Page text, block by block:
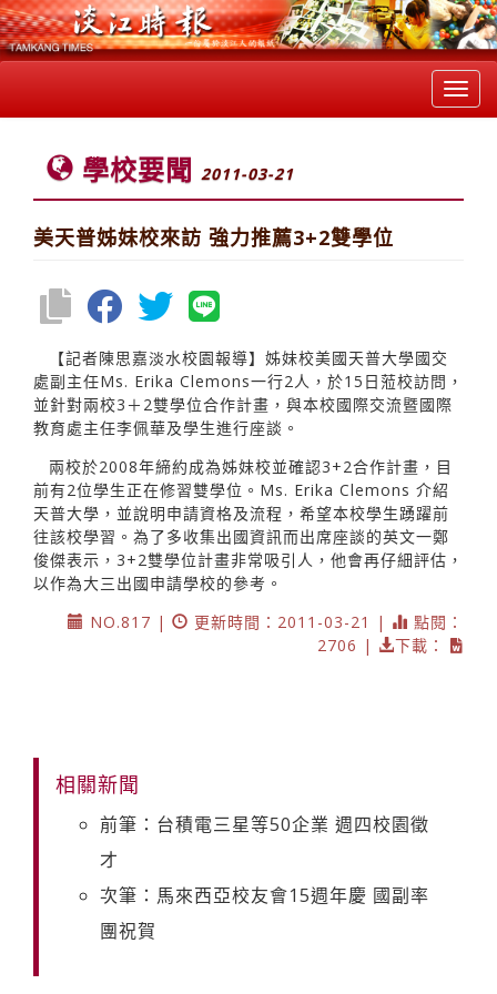
學校要聞 2011-03-21
美天普姊妹校來訪 強力推薦3+2雙學位
【記者陳思嘉淡水校園報導】姊妹校美國天普大學國交
處副主任Ms. Erika Clemons一行2人，於15日蒞校訪問，
並針對兩校3＋2雙學位合作計畫，與本校國際交流暨國際
教育處主任李佩華及學生進行座談。
兩校於2008年締約成為姊妹校並確認3+2合作計畫，目
前有2位學生正在修習雙學位。Ms. Erika Clemons 介紹
天普大學，並說明申請資格及流程，希望本校學生踴躍前
往該校學習。為了多收集出國資訊而出席座談的英文一鄭
俊傑表示，3+2雙學位計畫非常吸引人，他會再仔細評估，
以作為大三出國申請學校的參考。
NO.817 |
更新時間：2011-03-21 |
點閱：
2706 |
下載：
相關新聞
前筆：台積電三星等50企業 週四校園徵
才
次筆：馬來西亞校友會15週年慶 國副率
團祝賀